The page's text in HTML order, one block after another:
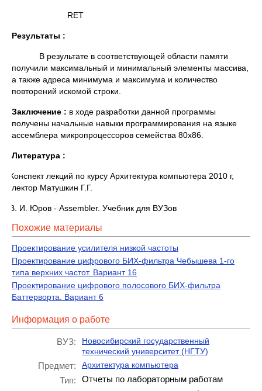
RET
Результаты :
В результате в соответствующей области памяти
получили максимальный и минимальный элементы массива,
а также адреса минимума и максимума и количество
повторений искомой строки.
Заключение : в ходе разработки данной программы
получены начальные навыки программирования на языке
ассемблера микропроцессоров семейства 80х86.
Литература :
Конспект лекций по курсу Архитектура компьютера 2010 г,
лектор Матушкин Г.Г.
В. И. Юров - Assembler. Учебник для ВУЗов
Похожие материалы
Проектирование усилителя низкой частоты
Проектирование цифрового БИХ-фильтра Чебышева 1-го
типа верхних частот. Вариант 16
Проектирование цифрового полосового БИХ-фильтра
Баттерворта. Вариант 6
Информация о работе
ВУЗ:
Новосибирский государственный
технический университет (НГТУ)
Предмет: Архитектура компьютера
Тип:
Отчеты по лабораторным работам